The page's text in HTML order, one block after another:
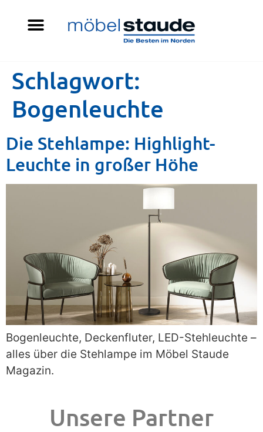
Schlagwort:
Bogenleuchte
Die Stehlampe: Highlight-
Leuchte in großer Höhe
Bogenleuchte, Deckenfluter, LED-Stehleuchte –
alles über die Stehlampe im Möbel Staude
Magazin.
Unsere Partner